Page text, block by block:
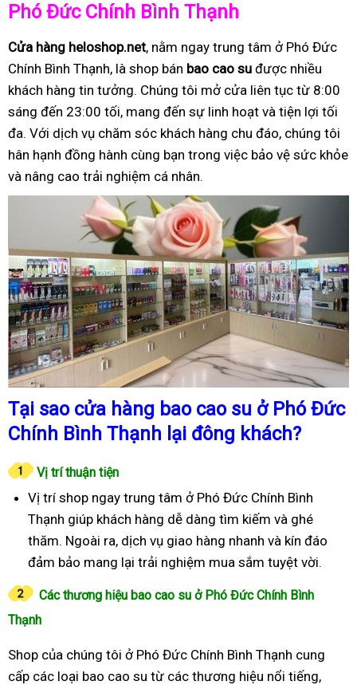
Phó Đức Chính Bình Thạnh
Cửa hàng heloshop.net, nằm ngay trung tâm ở Phó Đức
Chính Bình Thạnh, là shop bán bao cao su được nhiều
khách hàng tin tưởng. Chúng tôi mở cửa liên tục từ 8:00
sáng đến 23:00 tối, mang đến sự linh hoạt và tiện lợi tối
đa. Với dịch vụ chăm sóc khách hàng chu đáo, chúng tôi
hân hạnh đồng hành cùng bạn trong việc bảo vệ sức khỏe
và nâng cao trải nghiệm cá nhân.
Tại sao cửa hàng bao cao su ở Phó Đức
Chính Bình Thạnh lại đông khách?
Vị trí thuận tiện
Vị trí shop ngay trung tâm ở Phó Đức Chính Bình
Thạnh giúp khách hàng dễ dàng tìm kiếm và ghé
thăm. Ngoài ra, dịch vụ giao hàng nhanh và kín đáo
đảm bảo mang lại trải nghiệm mua sắm tuyệt vời.
Các thương hiệu bao cao su ở Phó Đức Chính Bình
Thạnh
Shop của chúng tôi ở Phó Đức Chính Bình Thạnh cung
cấp các loại bao cao su từ các thương hiệu nổi tiếng,